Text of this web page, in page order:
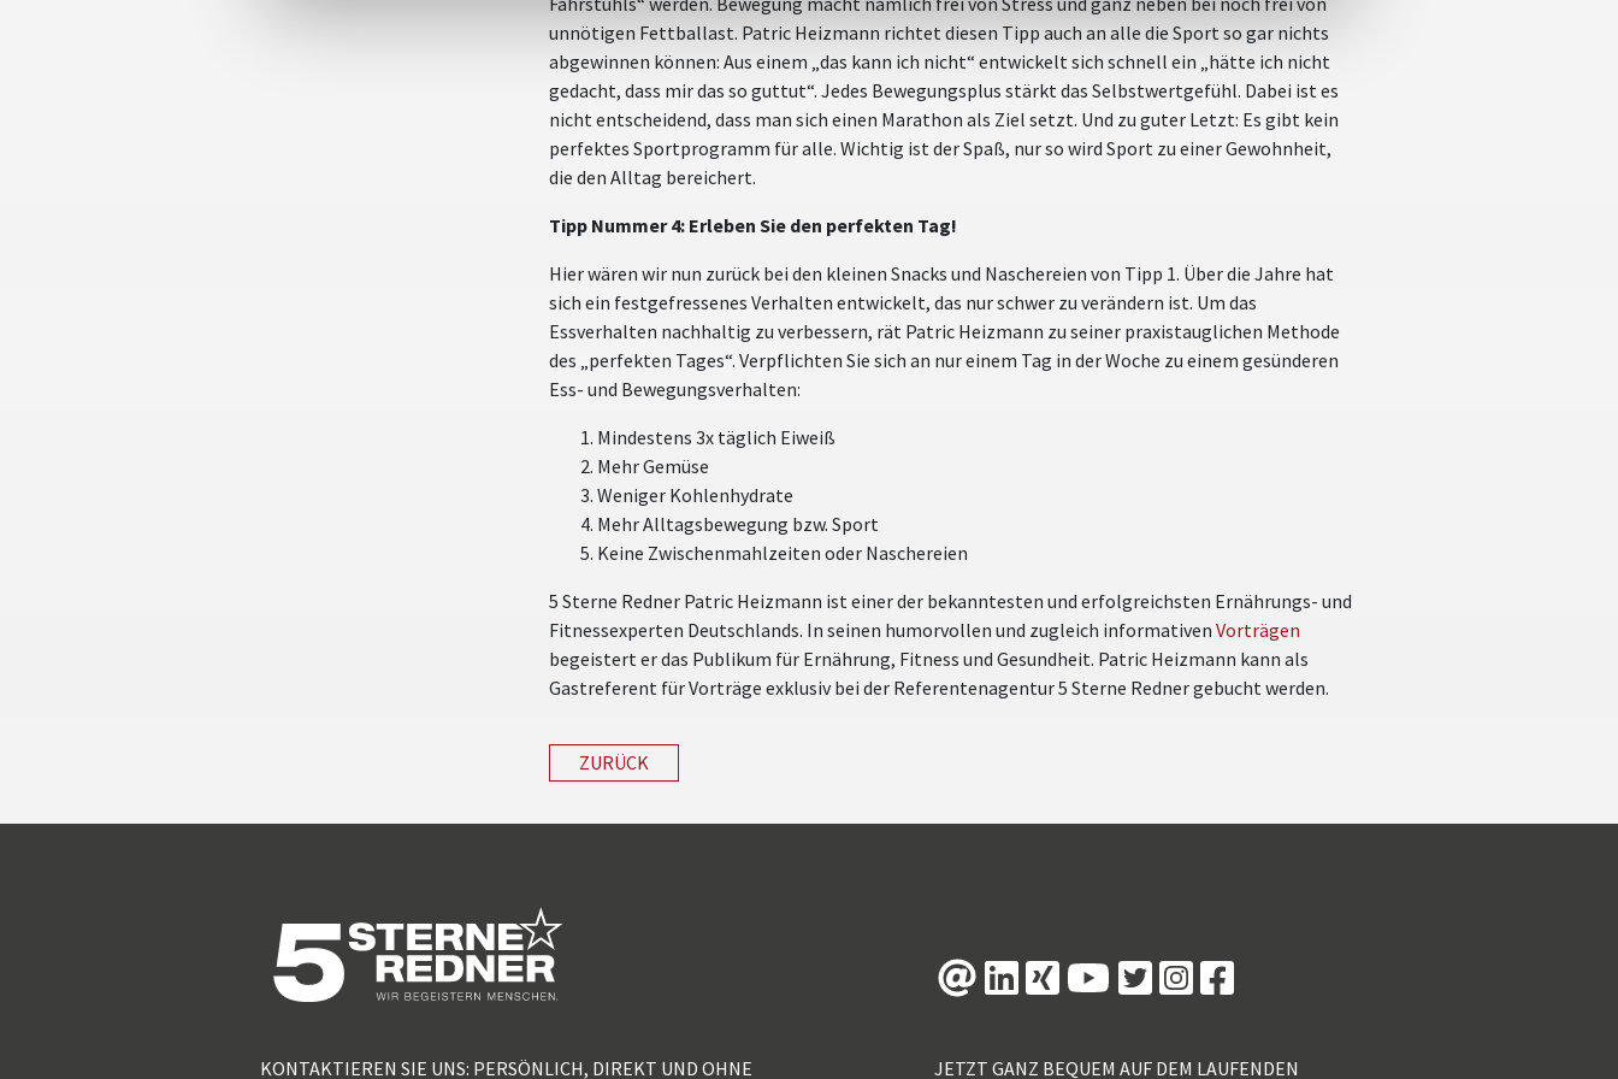
unnötigen Fettballast. Patric Heizmann richtet diesen Tipp auch an alle die Sport so gar nichts
abgewinnen können: Aus einem „das kann ich nicht“ entwickelt sich schnell ein „hätte ich nicht
gedacht, dass mir das so guttut“. Jedes Bewegungsplus stärkt das Selbstwertgefühl. Dabei ist es
nicht entscheidend, dass man sich einen Marathon als Ziel setzt. Und zu guter Letzt: Es gibt kein
perfektes Sportprogramm für alle. Wichtig ist der Spaß, nur so wird Sport zu einer Gewohnheit,
die den Alltag bereichert.
Tipp Nummer 4: Erleben Sie den perfekten Tag!
Hier wären wir nun zurück bei den kleinen Snacks und Naschereien von Tipp 1. Über die Jahre hat
sich ein festgefressenes Verhalten entwickelt, das nur schwer zu verändern ist. Um das
Essverhalten nachhaltig zu verbessern, rät Patric Heizmann zu seiner praxistauglichen Methode
des „perfekten Tages“. Verpflichten Sie sich an nur einem Tag in der Woche zu einem gesünderen
Ess- und Bewegungsverhalten:
Mindestens 3x täglich Eiweiß
Mehr Gemüse
Weniger Kohlenhydrate
Mehr Alltagsbewegung bzw. Sport
Keine Zwischenmahlzeiten oder Naschereien
5 Sterne Redner Patric Heizmann ist einer der bekanntesten und erfolgreichsten Ernährungs- und
Fitnessexperten Deutschlands. In seinen humorvollen und zugleich informativen Vorträgen
begeistert er das Publikum für Ernährung, Fitness und Gesundheit. Patric Heizmann kann als
Gastreferent für Vorträge exklusiv bei der Referentenagentur 5 Sterne Redner gebucht werden.
ZURÜCK
KONTAKTIEREN SIE UNS: PERSÖNLICH, DIREKT UND OHNE JETZT GANZ BEQUEM AUF DEM LAUFENDEN